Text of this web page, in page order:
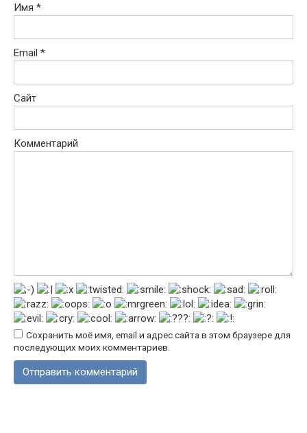
Имя *
Email *
Сайт
Комментарий
Сохранить моё имя, email и адрес сайта в этом браузере для
последующих моих комментариев.